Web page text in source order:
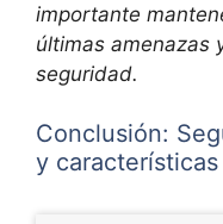
importante
últimas amenazas
seguridad.
Conclusión:
y características